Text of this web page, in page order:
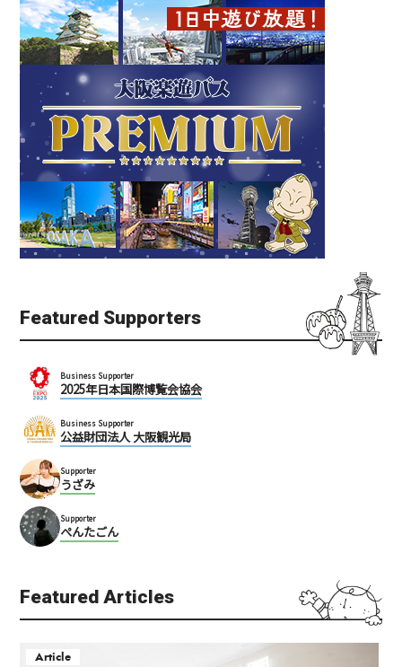
Featured Supporters
Business Supporter
2025年日本国際博覧会協会
Business Supporter
公益財団法人 大阪観光局
Supporter
うざみ
Supporter
ぺんたごん
Featured Articles
Article